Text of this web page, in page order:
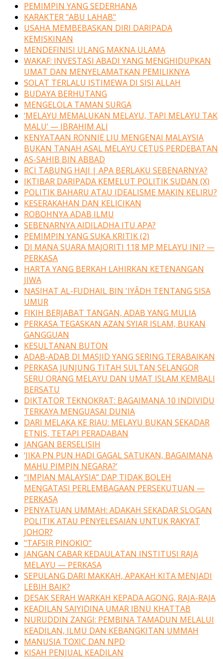
PEMIMPIN YANG SEDERHANA
KARAKTER "ABU LAHAB"
USAHA MEMBEBASKAN DIRI DARIPADA
KEMISKINAN
MENDEFINISI ULANG MAKNA ULAMA
WAKAF: INVESTASI ABADI YANG MENGHIDUPKAN
UMAT DAN MENYELAMATKAN PEMILIKNYA
SOLAT TERLALU ISTIMEWA DI SISI ALLAH
BUDAYA BERHUTANG
MENGELOLA TAMAN SURGA
‘MELAYU MEMALUKAN MELAYU, TAPI MELAYU TAK
MALU’ — IBRAHIM ALI
KENYATAAN RONNIE LIU MENGENAI MALAYSIA
BUKAN TANAH ASAL MELAYU CETUS PERDEBATAN
AS-SAHIB BIN ABBAD
RCI TABUNG HAJI | APA BERLAKU SEBENARNYA?
IKTIBAR DARIPADA KEMELUT POLITIK SUDAN (X)
POLITIK BAHARU ATAU IDEALISME MAKIN KELIRU?
KESERAKAHAN DAN KELICIKAN
ROBOHNYA ADAB ILMU
SEBENARNYA AIDILADHA ITU APA?
PEMIMPIN YANG SUKA KRITIK (2)
DI MANA SUARA MAJORITI 118 MP MELAYU INI? —
PERKASA
HARTA YANG BERKAH LAHIRKAN KETENANGAN
JIWA
NASIHAT AL-FUDHAIL BIN 'IYÂDH TENTANG SISA
UMUR
FIKIH BERJABAT TANGAN, ADAB YANG MULIA
PERKASA TEGASKAN AZAN SYIAR ISLAM, BUKAN
GANGGUAN
KESULTANAN BUTON
ADAB-ADAB DI MASJID YANG SERING TERABAIKAN
PERKASA JUNJUNG TITAH SULTAN SELANGOR
SERU ORANG MELAYU DAN UMAT ISLAM KEMBALI
BERSATU
DIKTATOR TEKNOKRAT: BAGAIMANA 10 INDIVIDU
TERKAYA MENGUASAI DUNIA
DARI MELAKA KE RIAU: MELAYU BUKAN SEKADAR
ETNIS, TETAPI PERADABAN
JANGAN BERSELISIH
‘JIKA PN PUN HADI GAGAL SATUKAN, BAGAIMANA
MAHU PIMPIN NEGARA?’
“IMPIAN MALAYSIA” DAP TIDAK BOLEH
MENGATASI PERLEMBAGAAN PERSEKUTUAN —
PERKASA
PENYATUAN UMMAH: ADAKAH SEKADAR SLOGAN
POLITIK ATAU PENYELESAIAN UNTUK RAKYAT
JOHOR?
"TAFSIR PINOKIO"
JANGAN CABAR KEDAULATAN INSTITUSI RAJA
MELAYU — PERKASA
SEPULANG DARI MAKKAH, APAKAH KITA MENJADI
LEBIH BAIK?
DESAK SERAH WARKAH KEPADA AGONG, RAJA-RAJA
KEADILAN SAIYIDINA UMAR IBNU KHATTAB
NURUDDIN ZANGI: PEMBINA TAMADUN MELALUI
KEADILAN, ILMU DAN KEBANGKITAN UMMAH
MANUSIA TOXIC DAN NPD
KISAH PENJUAL KEADILAN